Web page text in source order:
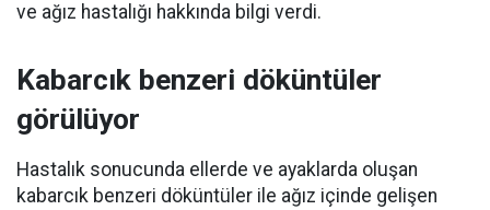
ve ağız hastalığı hakkında bilgi verdi.
Kabarcık benzeri döküntüler
görülüyor
Hastalık sonucunda ellerde ve ayaklarda oluşan
kabarcık benzeri döküntüler ile ağız içinde gelişen